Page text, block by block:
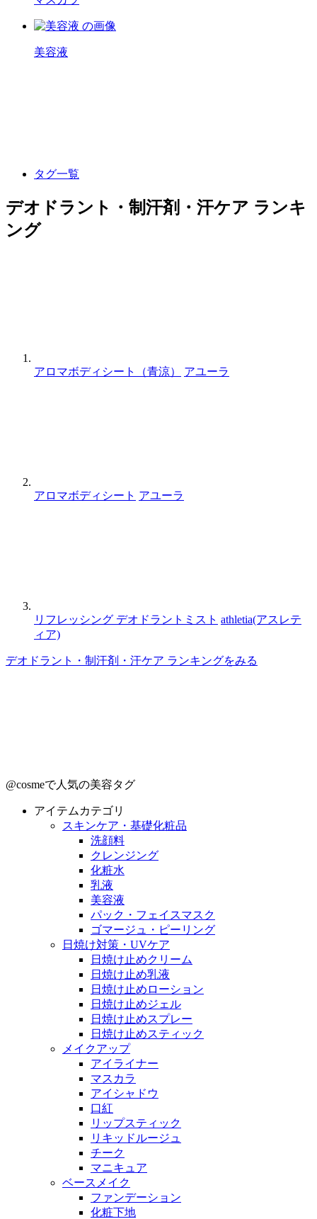
美容液
タグ一覧
デオドラント・制汗剤・汗ケア ランキ
ング
アロマボディシート（青涼） アユーラ
アロマボディシート アユーラ
リフレッシング デオドラントミスト athletia(アスレテ
ィア)
デオドラント・制汗剤・汗ケア ランキングをみる
@cosmeで人気の美容タグ
アイテムカテゴリ
スキンケア・基礎化粧品
洗顔料
クレンジング
化粧水
乳液
美容液
パック・フェイスマスク
ゴマージュ・ピーリング
日焼け対策・UVケア
日焼け止めクリーム
日焼け止め乳液
日焼け止めローション
日焼け止めジェル
日焼け止めスプレー
日焼け止めスティック
メイクアップ
アイライナー
マスカラ
アイシャドウ
口紅
リップスティック
リキッドルージュ
チーク
マニキュア
ベースメイク
ファンデーション
化粧下地